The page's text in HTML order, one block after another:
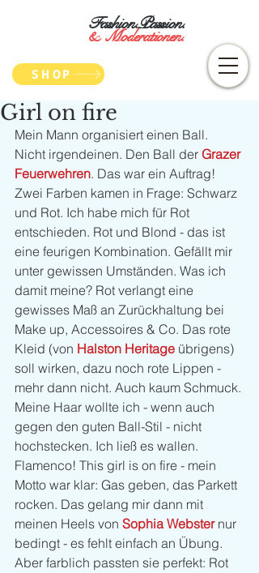
Fashion.Passion.
&Moderationen.
SHOP
Girl on fire
Mein Mann organisiert einen Ball.
Nicht irgendeinen. Den Ball der Grazer
Feuerwehren. Das war ein Auftrag!
Zwei Farben kamen in Frage: Schwarz
und Rot. Ich habe mich für Rot
entschieden. Rot und Blond - das ist
eine feurigen Kombination. Gefällt mir
unter gewissen Umständen. Was ich
damit meine? Rot verlangt eine
gewisses Maß an Zurückhaltung bei
Make up, Accessoires & Co. Das rote
Kleid (von Halston Heritage übrigens)
soll wirken, dazu noch rote Lippen -
mehr dann nicht. Auch kaum Schmuck.
Meine Haar wollte ich - wenn auch
gegen den guten Ball-Stil - nicht
hochstecken. Ich ließ es wallen.
Flamenco! This girl is on fire - mein
Motto war klar: Gas geben, das Parkett
rocken. Das gelang mir dann mit
meinen Heels von Sophia Webster nur
bedingt - es fehlt einfach an Übung.
Aber farblich passten sie perfekt: Rot